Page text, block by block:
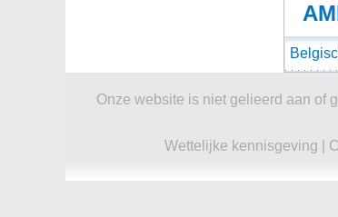
Onze website is niet gelieerd aan of
Wettelijke kennisgeving